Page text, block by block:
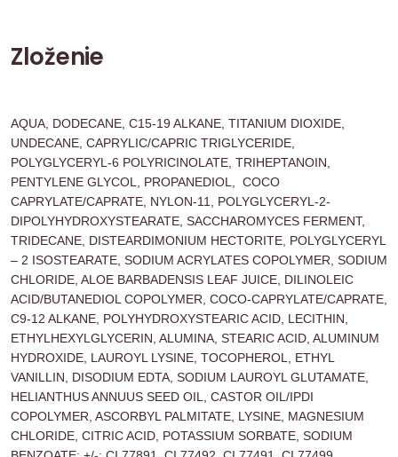
Zloženie
AQUA, DODECANE, C15-19 ALKANE, TITANIUM DIOXIDE,
UNDECANE, CAPRYLIC/CAPRIC TRIGLYCERIDE,
POLYGLYCERYL-6 POLYRICINOLATE, TRIHEPTANOIN,
PENTYLENE GLYCOL, PROPANEDIOL, COCO
CAPRYLATE/CAPRATE, NYLON-11, POLYGLYCERYL-2-
DIPOLYHYDROXYSTEARATE, SACCHAROMYCES FERMENT,
TRIDECANE, DISTEARDIMONIUM HECTORITE, POLYGLYCERYL
– 2 ISOSTEARATE, SODIUM ACRYLATES COPOLYMER, SODIUM
CHLORIDE, ALOE BARBADENSIS LEAF JUICE, DILINOLEIC
ACID/BUTANEDIOL COPOLYMER, COCO-CAPRYLATE/CAPRATE,
C9-12 ALKANE, POLYHYDROXYSTEARIC ACID, LECITHIN,
ETHYLHEXYLGLYCERIN, ALUMINA, STEARIC ACID, ALUMINUM
HYDROXIDE, LAUROYL LYSINE, TOCOPHEROL, ETHYL
VANILLIN, DISODIUM EDTA, SODIUM LAUROYL GLUTAMATE,
HELIANTHUS ANNUUS SEED OIL, CASTOR OIL/IPDI
COPOLYMER, ASCORBYL PALMITATE, LYSINE, MAGNESIUM
CHLORIDE, CITRIC ACID, POTASSIUM SORBATE, SODIUM